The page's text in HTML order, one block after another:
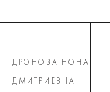
ДРОНОВА НОНА
ДМИТРИЕВНА